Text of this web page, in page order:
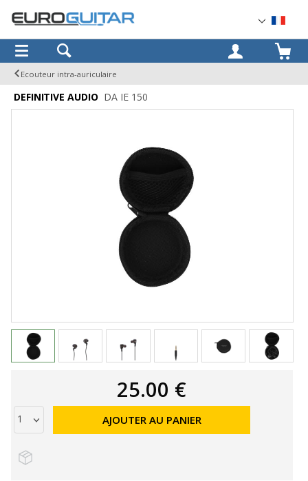
OK
Ecouteur intra-auriculaire
DEFINITIVE AUDIO DA IE 150
25.00 €
AJOUTER AU PANIER